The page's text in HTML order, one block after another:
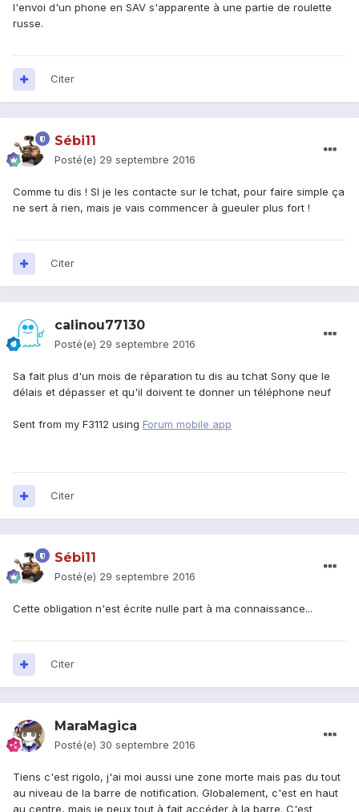
l'envoi d'un phone en SAV s'apparente à une partie de roulette
russe.
Citer
Sébi11
Posté(e) 29 septembre 2016
Comme tu dis ! SI je les contacte sur le tchat, pour faire simple ça
ne sert à rien, mais je vais commencer à gueuler plus fort !
Citer
calinou77130
Posté(e) 29 septembre 2016
Sa fait plus d'un mois de réparation tu dis au tchat Sony que le
délais et dépasser et qu'il doivent te donner un téléphone neuf
Sent from my F3112 using Forum mobile app
Citer
Sébi11
Posté(e) 29 septembre 2016
Cette obligation n'est écrite nulle part à ma connaissance...
Citer
MaraMagica
Posté(e) 30 septembre 2016
Tiens c'est rigolo, j'ai moi aussi une zone morte mais pas du tout
au niveau de la barre de notification. Globalement, c'est en haut
au centre, mais je peux tout à fait accéder à la barre. C'est